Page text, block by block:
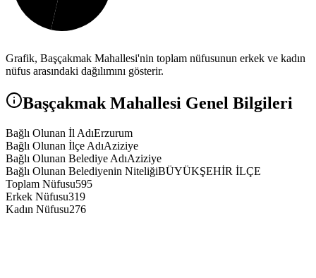
Grafik, Başçakmak Mahallesi'nin toplam nüfusunun erkek ve kadın
nüfus arasındaki dağılımını gösterir.
Başçakmak Mahallesi Genel Bilgileri
Bağlı Olunan İl AdıErzurum
Bağlı Olunan İlçe AdıAziziye
Bağlı Olunan Belediye AdıAziziye
Bağlı Olunan Belediyenin NiteliğiBÜYÜKŞEHİR İLÇE
Toplam Nüfusu595
Erkek Nüfusu319
Kadın Nüfusu276